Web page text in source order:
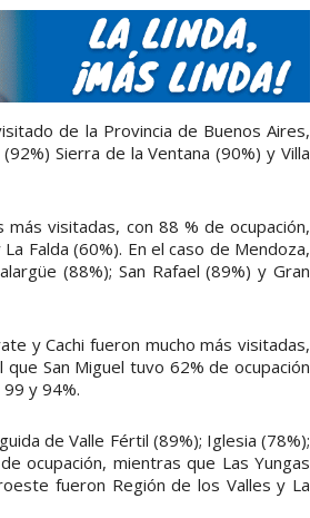
de la Provincia de Buenos Aires,
Sierra de la Ventana (90%) y Villa
más visitadas, con 88 % de ocupación,
Falda (60%). En el caso de Mendoza,
(88%); San Rafael (89%) y Gran
y Cachi fueron mucho más visitadas,
San Miguel tuvo 62% de ocupación
y 94%.
de Valle Fértil (89%); Iglesia (78%);
ocupación, mientras que Las Yungas
fueron Región de los Valles y La